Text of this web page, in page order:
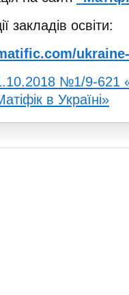
закладів освіти:
№1/9-621
в Україні»